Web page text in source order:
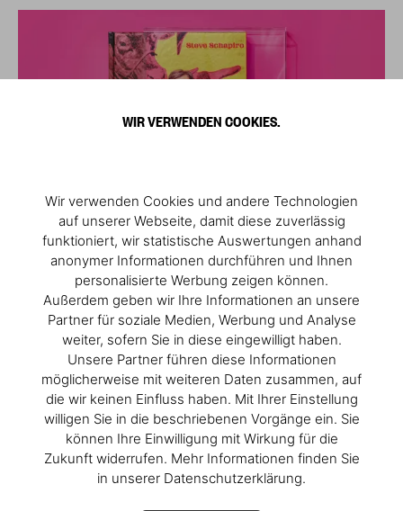
WIR VERWENDEN COOKIES.
Wir verwenden Cookies und andere Technologien
auf unserer Webseite, damit diese zuverlässig
funktioniert, wir statistische Auswertungen anhand
anonymer Informationen durchführen und Ihnen
personalisierte Werbung zeigen können.
Außerdem geben wir Ihre Informationen an unsere
Partner für soziale Medien, Werbung und Analyse
weiter, sofern Sie in diese eingewilligt haben.
Unsere Partner führen diese Informationen
möglicherweise mit weiteren Daten zusammen, auf
die wir keinen Einfluss haben. Mit Ihrer Einstellung
willigen Sie in die beschriebenen Vorgänge ein. Sie
können Ihre Einwilligung mit Wirkung für die
Zukunft widerrufen. Mehr Informationen finden Sie
in unserer Datenschutzerklärung.